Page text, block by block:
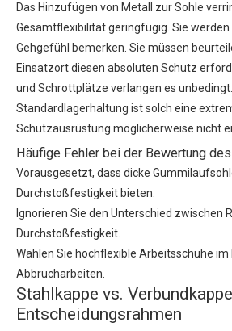
Das Hinzufügen von Metall zur Sohle
Gesamtflexibilität geringfügig. Sie
Gehgefühl bemerken. Sie müssen
Einsatzort diesen absoluten Schutz
und Schrottplätze verlangen es
Standardlagerhaltung ist solch eine
Schutzausrüstung möglicherweise nicht
Häufige Fehler bei der Bewertung
Vorausgesetzt, dass dicke
Durchstoßfestigkeit bieten.
Ignorieren Sie den Unterschied zwischen
Durchstoßfestigkeit.
Wählen Sie hochflexible Arbeitsschuhe
Abbrucharbeiten.
Stahlkappe vs.
Entscheidungsrahmen